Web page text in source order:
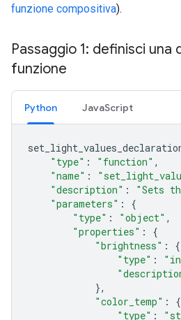
funzione compositiva).
Passaggio 1: definisci una
funzione
Python JavaScript
"type" : "function" ,
"name" :
"description" :
"Sets
"parameters" :
{
"type" : "object" ,
"properties" :
{
"brightness" :
{
"type" :
},
"color_temp" :
{
"type" :